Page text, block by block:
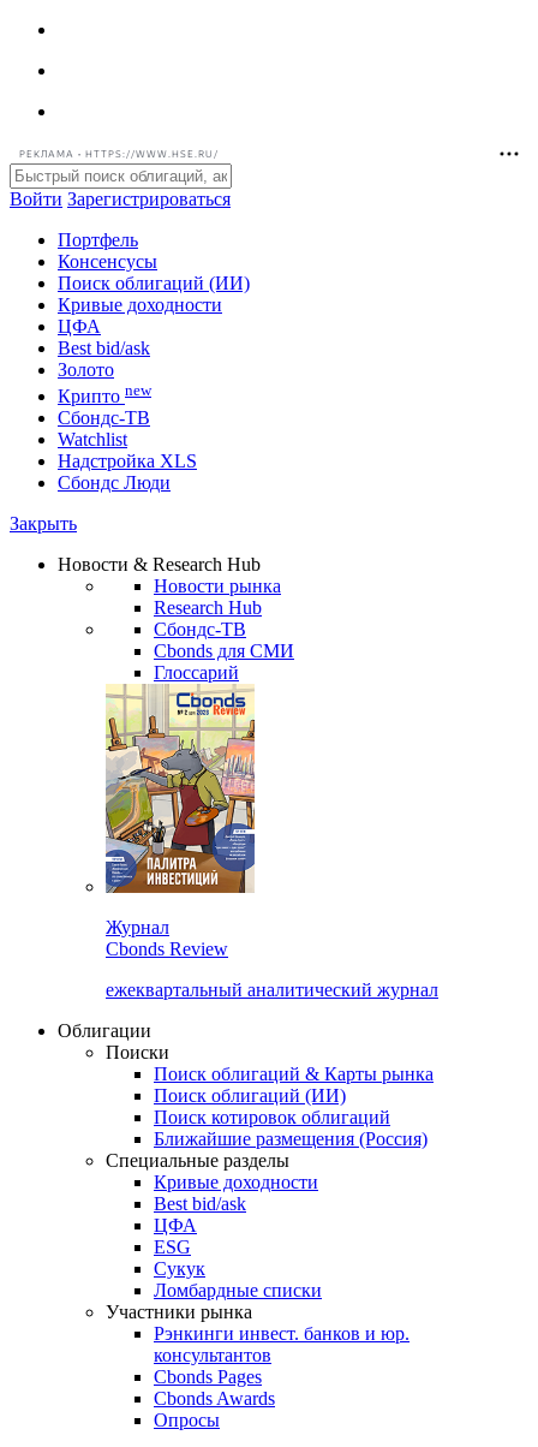
РЕКЛАМА • HTTPS://WWW.HSE.RU/
Войти Зарегистрироваться
Портфель
Консенсусы
Поиск облигаций (ИИ)
Кривые доходности
ЦФА
Best bid/ask
Золото
Крипто new
Watchlist
Сбондс Люди
Новости & Research Hub
Новости рынка
Research Hub
Сбондс-ТВ
Cbonds для СМИ
Глоссарий
Cbonds Review
ежеквартальный аналитический журнал
Облигации
Поиски
Поиск облигаций & Карты рынка
Поиск облигаций (ИИ)
Поиск котировок облигаций
Ближайшие размещения (Россия)
Специальные разделы
Кривые доходности
Best bid/ask
ЦФА
ESG
Сукук
Ломбардные списки
Участники рынка
Рэнкинги инвест. банков и юр.